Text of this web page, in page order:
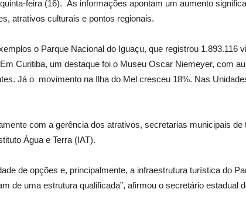
feira (16). As informações apontam um aumento
atrativos culturais e pontos regionais.
o Parque Nacional do Iguaçu, que registrou 1.893.116
Curitiba, um destaque foi o Museu Oscar Niemeyer, com
Já o movimento na Ilha do Mel cresceu 18%. Nas
com a gerência dos atrativos, secretarias municipais
Água e Terra (IAT).
de opções e, principalmente, a infraestrutura turística do
de uma estrutura qualificada”, afirmou o secretário estadual